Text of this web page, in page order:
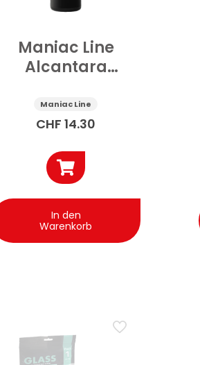
Maniac Line
Alcantara
zugelassen
Fahrzeuginnenraum
Maniac Line
CHF 14.30
In den
Warenkorb